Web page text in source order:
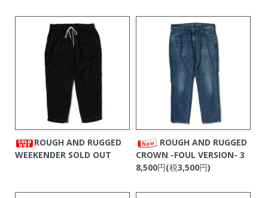
ROUGH AND RUGGED
WEEKENDER SOLD OUT
ROUGH AND RUGGED
CROWN -FOUL VERSION- 3
8,500円(税3,500円)